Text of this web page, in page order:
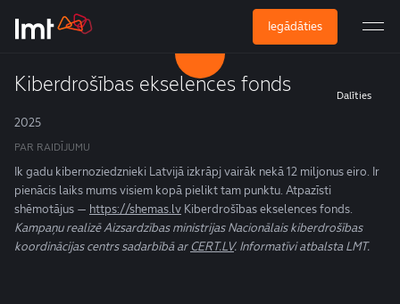
Iegādāties
Kiberdrošības ekselences fonds Dalīties
2025
PAR RAIDĪJUMU
Ik gadu kibernoziedznieki Latvijā izkrāpj vairāk nekā 12 miljonus eiro. Ir
pienācis laiks mums visiem kopā pielikt tam punktu. Atpazīsti
shēmotājus — https://shemas.lv Kiberdrošības ekselences fonds.
Kampaņu realizē Aizsardzības ministrijas Nacionālais kiberdrošības
koordinācijas centrs sadarbībā ar CERT.LV. Informatīvi atbalsta LMT.